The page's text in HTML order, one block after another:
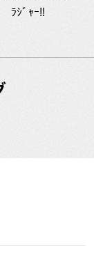
ﾗｼﾞｬｰ!!